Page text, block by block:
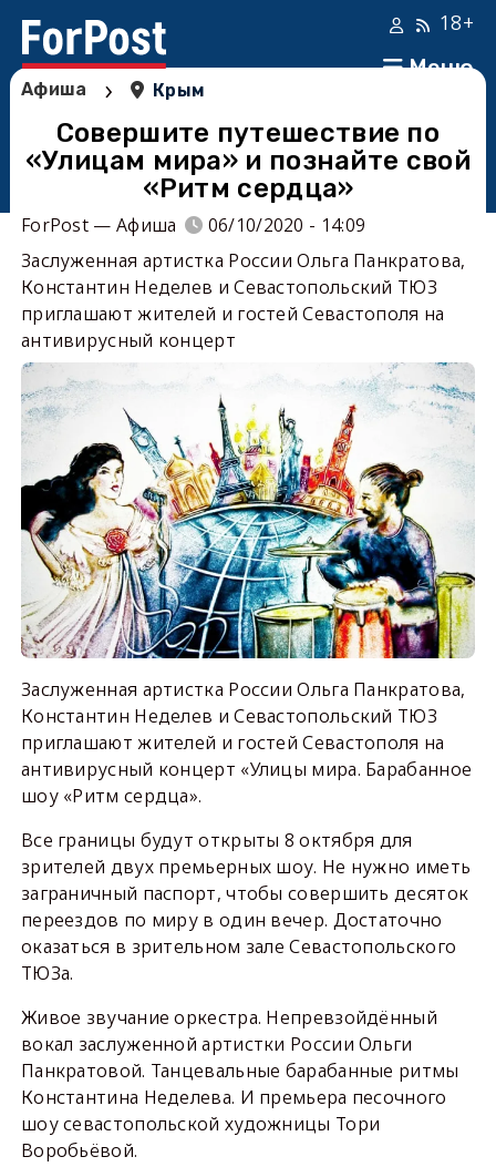
Меню
18+
Афиша › Крым
Совершите путешествие по
«Улицам мира» и познайте свой
«Ритм сердца»
ForPost — Афиша
06/10/2020 - 14:09
Заслуженная артистка России Ольга Панкратова,
Константин Неделев и Севастопольский ТЮЗ
приглашают жителей и гостей Севастополя на
антивирусный концерт
Заслуженная артистка России Ольга Панкратова,
Константин Неделев и Севастопольский ТЮЗ
приглашают жителей и гостей Севастополя на
антивирусный концерт «Улицы мира. Барабанное
шоу «Ритм сердца».
Все границы будут открыты 8 октября для
зрителей двух премьерных шоу. Не нужно иметь
заграничный паспорт, чтобы совершить десяток
переездов по миру в один вечер. Достаточно
оказаться в зрительном зале Севастопольского
ТЮЗа.
Живое звучание оркестра. Непревзойдённый
вокал заслуженной артистки России Ольги
Панкратовой. Танцевальные барабанные ритмы
Константина Неделева. И премьера песочного
шоу севастопольской художницы Тори
Воробьёвой.